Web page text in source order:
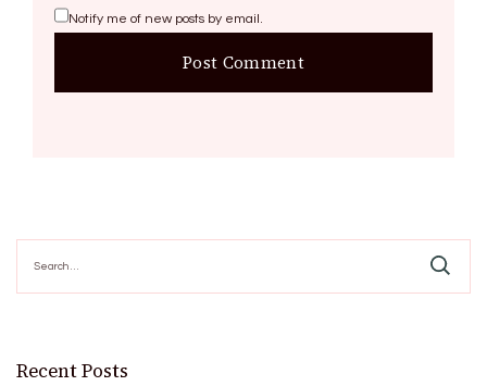
Notify me of new posts by email.
for:
Recent Posts